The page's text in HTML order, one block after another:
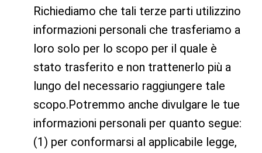
Richiediamo che tali terze parti utilizzino
informazioni personali che trasferiamo a
loro solo per lo scopo per il quale è
stato trasferito e non trattenerlo più a
lungo del necessario raggiungere tale
scopo.Potremmo anche divulgare le tue
informazioni personali per quanto segue:
(1) per conformarsi al applicabile legge,